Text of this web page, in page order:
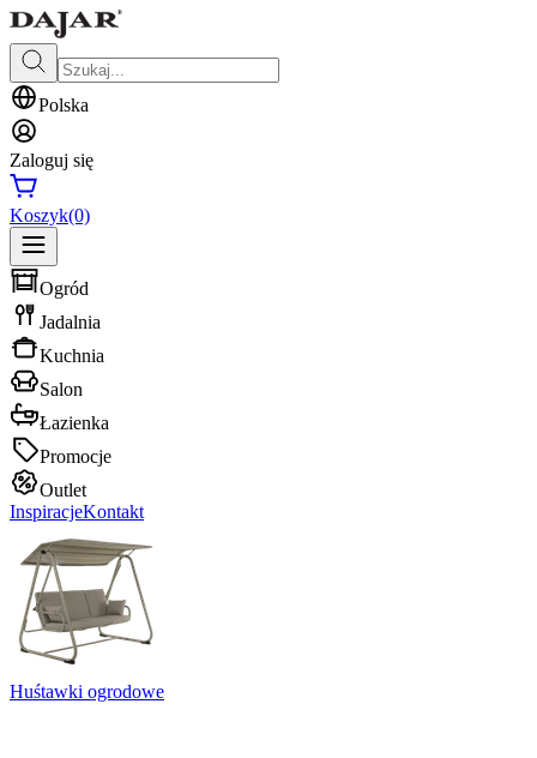
Polska
Zaloguj się
Koszyk(0)
Ogród
Jadalnia
Kuchnia
Salon
Łazienka
Promocje
Outlet
InspiracjeKontakt
Huśtawki ogrodowe